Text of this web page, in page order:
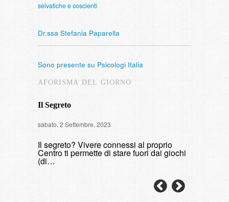
selvatiche e coscienti
Dr.ssa Stefania Paparella
Sono presente su Psicologi Italia
AFORISMA DEL GIORNO
Il Segreto
sabato, 2 Settembre, 2023
Il segreto? Vivere connessi al proprio
Centro ti permette di stare fuori dai giochi
(di…